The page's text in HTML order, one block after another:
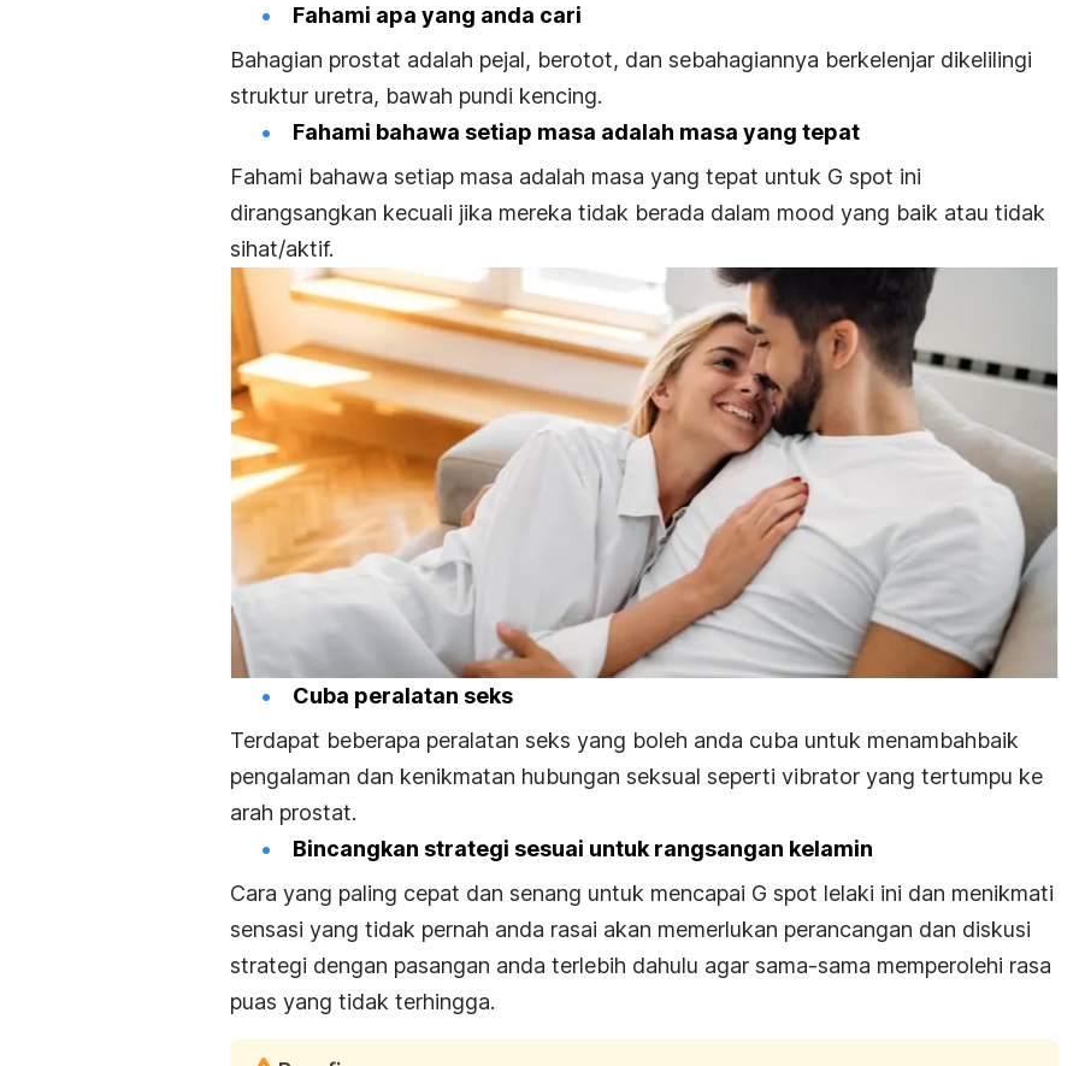
Fahami apa yang anda cari
Bahagian prostat adalah pejal, berotot, dan sebahagiannya berkelenjar dikelilingi
struktur uretra, bawah pundi kencing.
Fahami bahawa setiap masa adalah masa yang tepat
Fahami bahawa setiap masa adalah masa yang tepat untuk G spot ini
dirangsangkan kecuali jika mereka tidak berada dalam mood yang baik atau tidak
sihat/aktif.
Cuba peralatan seks
Terdapat beberapa peralatan seks yang boleh anda cuba untuk menambahbaik
pengalaman dan kenikmatan hubungan seksual seperti vibrator yang tertumpu ke
arah prostat.
Bincangkan strategi sesuai untuk rangsangan kelamin
Cara yang paling cepat dan senang untuk mencapai G spot lelaki ini dan menikmati
sensasi yang tidak pernah anda rasai akan memerlukan perancangan dan diskusi
strategi dengan pasangan anda terlebih dahulu agar sama-sama memperolehi rasa
puas yang tidak terhingga.